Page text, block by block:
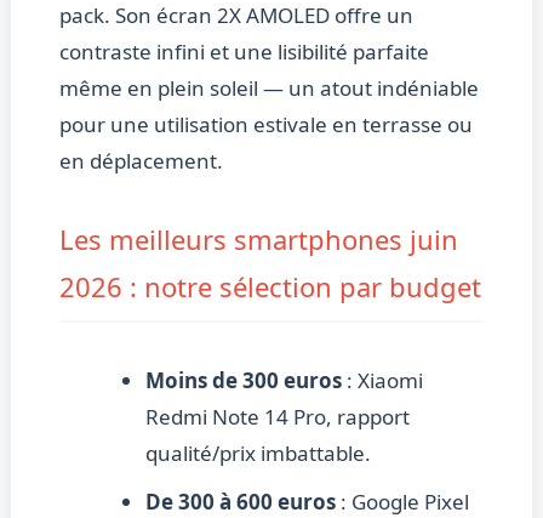
pack. Son écran 2X AMOLED offre un
contraste infini et une lisibilité parfaite
même en plein soleil — un atout indéniable
pour une utilisation estivale en terrasse ou
en déplacement.
Les meilleurs smartphones juin
2026 : notre sélection par budget
Moins de 300 euros: Xiaomi
Redmi Note 14 Pro, rapport
qualité/prix imbattable.
De 300 à 600 euros: Google Pixel